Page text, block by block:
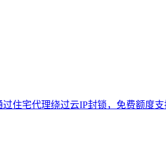
住宅代理绕过云IP封锁，免费额度